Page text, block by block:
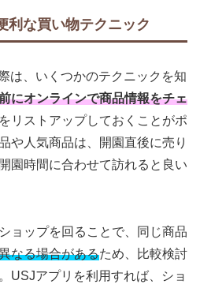
利な買い物テクニック
は、いくつかのテクニックを知
にオンラインで商品情報をチェ
リストアップしておくことがポ
や人気商品は、開園直後に売り
園時間に合わせて訪れると良い
ョップを回ることで、同じ商品
なる場合があるため、比較検討
USJアプリを利用すれば、ショ